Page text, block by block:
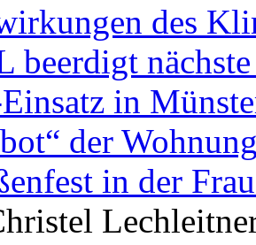
des
beerdigt
in
der
in der